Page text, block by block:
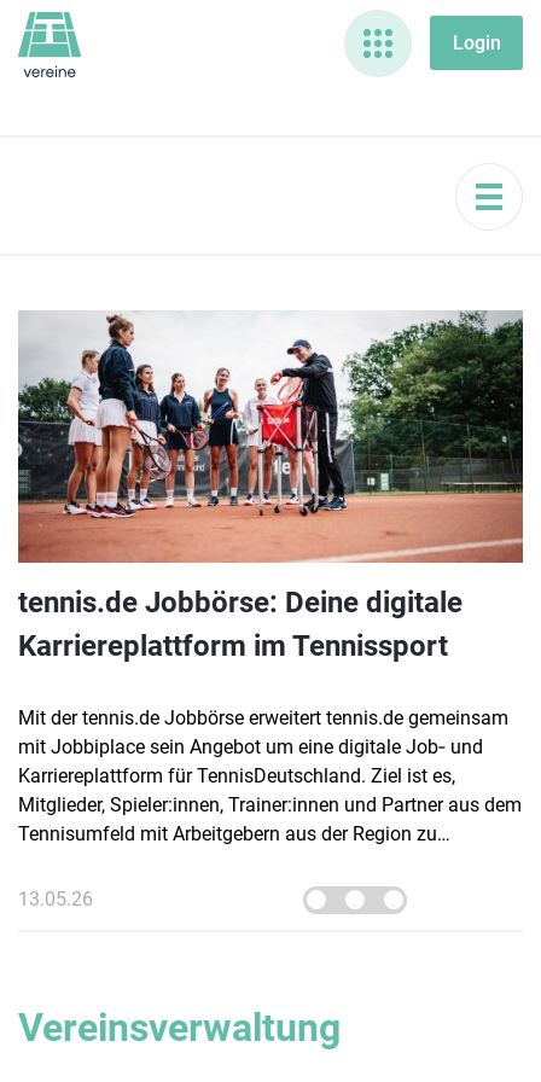
tennis.de Jobbörse: Deine digitale
Karriereplattform im Tennissport
Mit der tennis.de Jobbörse erweitert tennis.de gemeinsam
mit Jobbiplace sein Angebot um eine digitale Job‑ und
Karriereplattform für TennisDeutschland. Ziel ist es,
Mitglieder, Spieler:innen, Trainer:innen und Partner aus dem
Tennisumfeld mit Arbeitgebern aus der Region zu
Umfeld sichtbar zu machen.
13.05.26
Vereinsverwaltung